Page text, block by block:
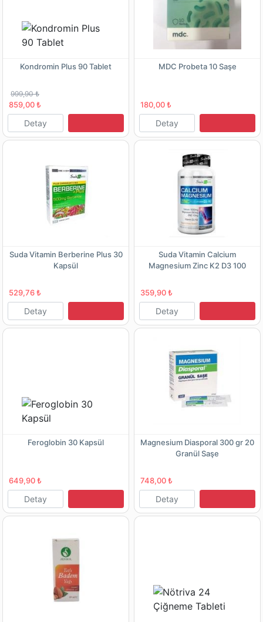
Kondromin Plus 90 Tablet
999,90 ₺
859,00 ₺
Detay
MDC Probeta 10 Saşe
180,00 ₺
Detay
Suda Vitamin Berberine Plus 30
Kapsül
529,76 ₺
Detay
Suda Vitamin Calcium
Magnesium Zinc K2 D3 100
359,90 ₺
Detay
Feroglobin 30 Kapsül
649,90 ₺
Detay
Magnesium Diasporal 300 gr 20
Granül Saşe
748,00 ₺
Detay